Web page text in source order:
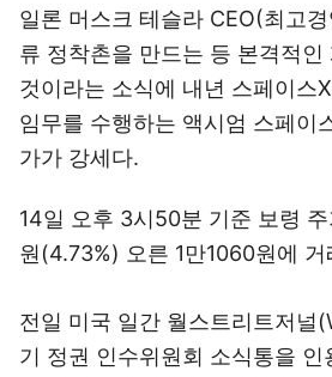
일론 머스크 테슬라 CEO(최고
류 정착촌을 만드는 등 본격적
것이라는 소식에 내년 스페이스
임무를 수행하는 액시엄 스페이
가가 강세다.
14일 오후 3시50분 기준 보령
원(4.73%) 오른 1만1060원에 거
전일 미국 일간 월스트리트저널
기 정권 인수위원회 소식통을 인